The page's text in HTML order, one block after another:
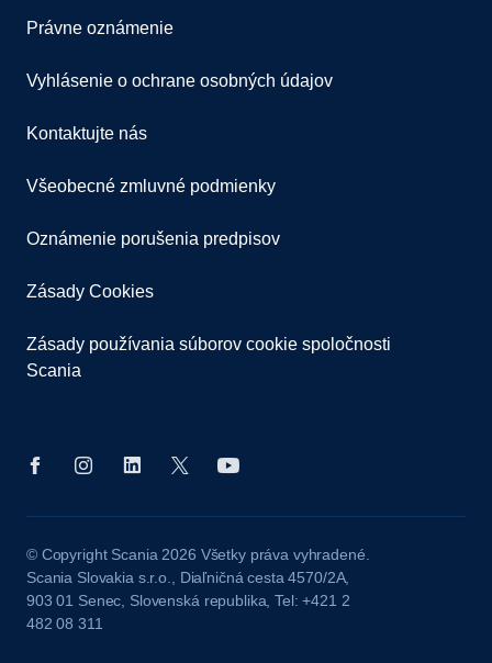
Právne oznámenie
Vyhlásenie o ochrane osobných údajov
Kontaktujte nás
Všeobecné zmluvné podmienky
Oznámenie porušenia predpisov
Zásady Cookies
Zásady používania súborov cookie spoločnosti
Scania
© Copyright Scania 2026 Všetky práva vyhradené.
Scania Slovakia s.r.o., Diaľničná cesta 4570/2A,
903 01 Senec, Slovenská republika, Tel: +421 2
482 08 311